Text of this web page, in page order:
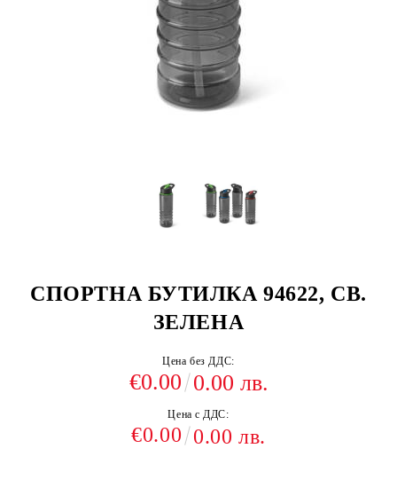
СПОРТНА БУТИЛКА 94622, СВ.
ЗЕЛЕНА
Цена без ДДС:
€0.00 0.00 лв.
Цена с ДДС:
€0.00 0.00 лв.